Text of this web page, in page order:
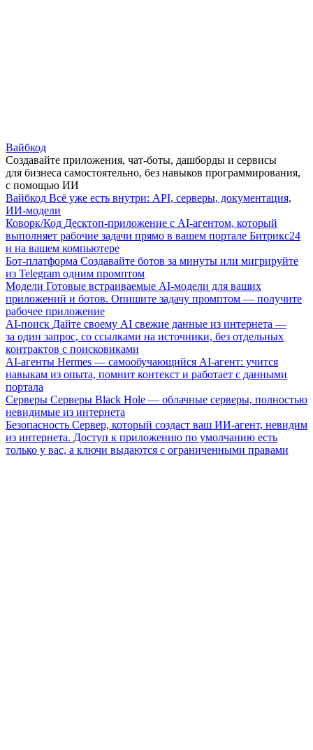
Вайбкод
Создавайте приложения, чат-боты, дашборды и сервисы
для бизнеса самостоятельно, без навыков программирования,
с помощью ИИ
Вайбкод Всё уже есть внутри: API, серверы, документация,
ИИ-модели
Коворк/Код Десктоп-приложение с AI-агентом, который
выполняет рабочие задачи прямо в вашем портале Битрикс24
и на вашем компьютере
Бот-платформа Создавайте ботов за минуты или мигрируйте
из Telegram одним промптом
Модели Готовые встраиваемые AI-модели для ваших
приложений и ботов. Опишите задачу промптом — получите
рабочее приложение
AI-поиск Дайте своему AI свежие данные из интернета —
за один запрос, со ссылками на источники, без отдельных
контрактов с поисковиками
AI-агенты Hermes — самообучающийся AI-агент: учится
навыкам из опыта, помнит контекст и работает с данными
портала
Серверы Серверы Black Hole — облачные серверы, полностью
невидимые из интернета
Безопасность Сервер, который создаст ваш ИИ-агент, невидим
из интернета. Доступ к приложению по умолчанию есть
только у вас, а ключи выдаются с ограниченными правами